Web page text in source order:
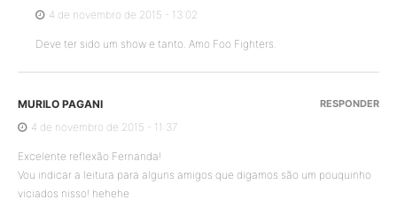
4 de novembro de 2015 - 13:02
Deve ter sido um show e tanto. Amo Foo Fighters.
MURILO PAGANI
4 de novembro de 2015 - 11:37
Excelente reflexão Fernanda!
Vou indicar a leitura para alguns amigos que digamos são um pouquinho
viciados nisso! hehehe
RESPONDER